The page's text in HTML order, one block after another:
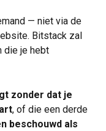
— niet via de
Bitstack zal
die je hebt
zonder dat je
, of die een derde
beschouwd als